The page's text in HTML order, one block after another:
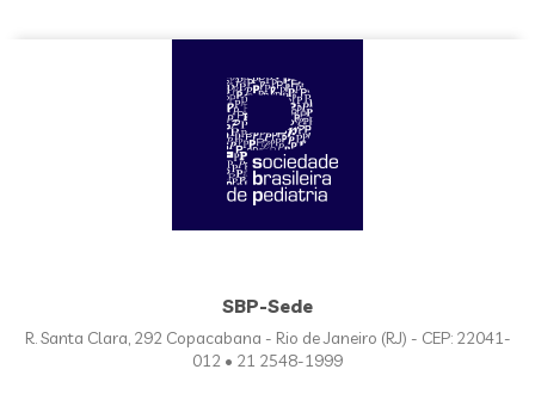
SBP-Sede
R. Santa Clara, 292 Copacabana - Rio de Janeiro (RJ) - CEP: 22041-
012 • 21 2548-1999